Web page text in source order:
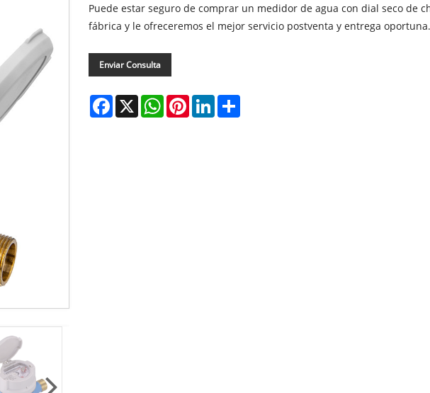
Puede estar seguro de comprar un medidor de agua con dial seco de
fábrica y le ofreceremos el mejor servicio postventa y entrega oportuna.
Enviar Consulta
Facebook
X WhatsApp
PinterestLinkedIn